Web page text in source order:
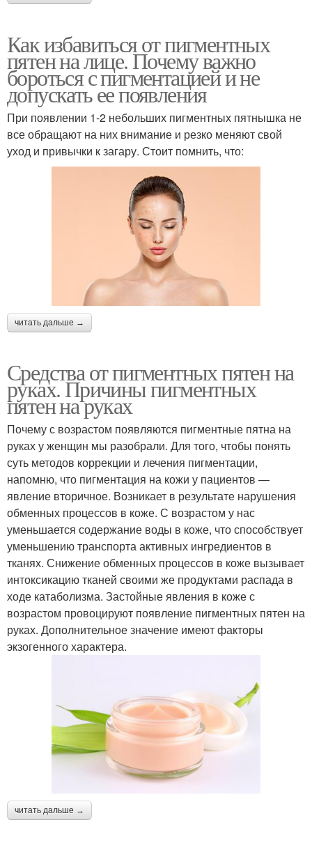
Как избавиться от пигментных
пятен на лице. Почему важно
бороться с пигментацией и не
допускать ее появления
При появлении 1-2 небольших пигментных пятнышка не
все обращают на них внимание и резко меняют свой
уход и привычки к загару. Стоит помнить, что:
читать дальше →
Средства от пигментных пятен на
руках. Причины пигментных
пятен на руках
Почему с возрастом появляются пигментные пятна на
руках у женщин мы разобрали. Для того, чтобы понять
суть методов коррекции и лечения пигментации,
напомню, что пигментация на кожи у пациентов —
явление вторичное. Возникает в результате нарушения
обменных процессов в коже. С возрастом у нас
уменьшается содержание воды в коже, что способствует
уменьшению транспорта активных ингредиентов в
тканях. Снижение обменных процессов в коже вызывает
интоксикацию тканей своими же продуктами распада в
ходе катаболизма. Застойные явления в коже с
возрастом провоцируют появление пигментных пятен на
руках. Дополнительное значение имеют факторы
экзогенного характера.
читать дальше →